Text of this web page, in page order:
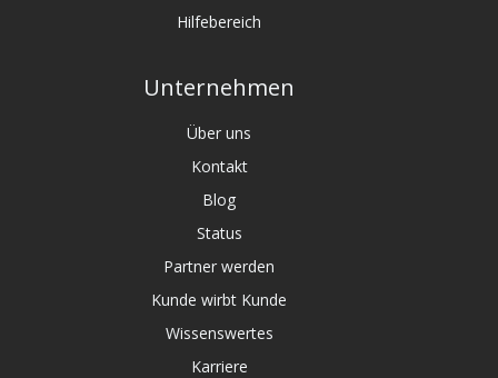
Hilfebereich
Unternehmen
Über uns
Kontakt
Blog
Status
Partner werden
Kunde wirbt Kunde
Wissenswertes
Karriere